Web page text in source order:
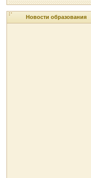
Новости образования